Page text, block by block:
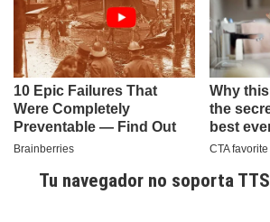
Tu navegador no soporta TTS